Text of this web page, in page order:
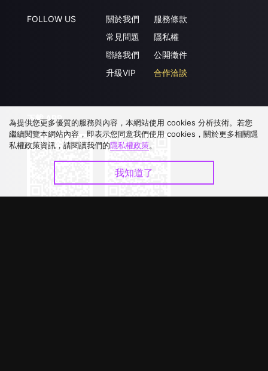
FOLLOW US
關於我們
常見問題
聯絡我們
升級VIP
服務條款
隱私權
公開徵件
合作洽談
下載 APP
為提供您更多優質的服務與內容，本網站使用 cookies 分析技術。若您
繼續閱覽本網站內容，即表示您同意我們使用 cookies，關於更多相關隱
私權政策資訊，請閱讀我們的隱私權政策。
我知道了